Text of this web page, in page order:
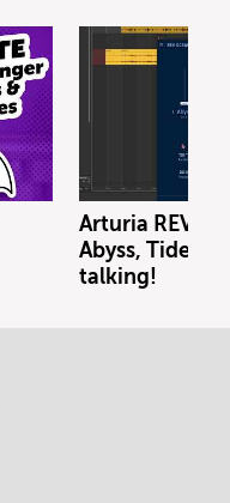
Arturia REV
Abyss, Tide &
talking!